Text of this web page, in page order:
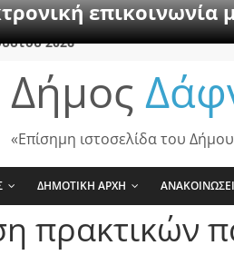
2026
Δήμος
«Επίσημη ιστοσελίδα του
ΔΗΜΟΤΙΚΗ ΑΡΧΗ
πρακτικών